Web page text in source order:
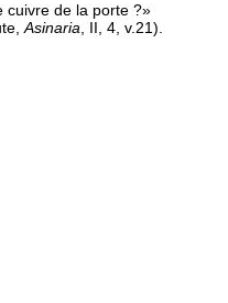
cuivre de la porte ?»
Asinaria , II, 4, v.21).